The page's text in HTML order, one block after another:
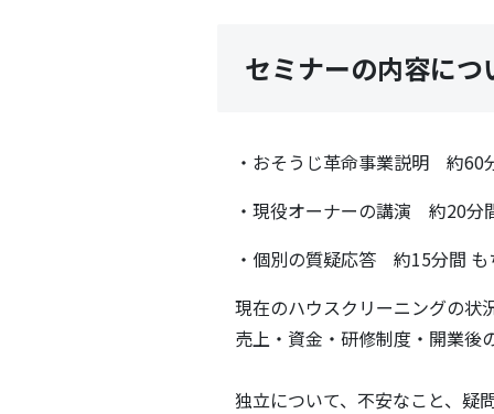
セミナーの内容につ
・おそうじ革命事業説明 約60
・現役オーナーの講演 約20
・個別の質疑応答 約15分間
現在のハウスクリーニングの状
売上・資金・研修制度・開業後
独立について、不安なこと、疑